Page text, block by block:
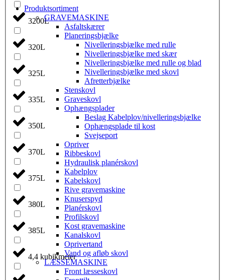
3200L
320L
325L
335L
350L
370L
375L
380L
385L
4,4 kubikmeter
Produktsortiment
GRAVEMASKINE
Asfaltskærer
Planeringsbjælke
Nivelleringsbjælke med rulle
Nivelleringsbjælke med skær
Nivelleringsbjælke med rulle og blad
Nivelleringsbjælke med skovl
Afretterbjælke
Stenskovl
Graveskovl
Ophængsplader
Beslag Kabelplov/nivelleringsbjælke
Ophængsplade til kost
Svejseport
Opriver
Ribbeskovl
Hydraulisk planérskovl
Kabelplov
Kabelskovl
Rive gravemaskine
Knuserspyd
Planérskovl
Profilskovl
Kost gravemaskine
Kanalskovl
Oprivertand
Vand og afløb skovl
LÆSSEMASKINE
Front læsseskovl